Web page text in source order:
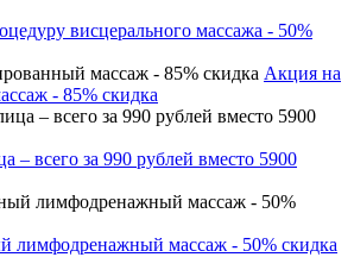
висцерального массажа - 50%
Акция на
- 85% скидка
– всего за 990 рублей вместо 5900
лимфодренажный массаж - 50% скидка